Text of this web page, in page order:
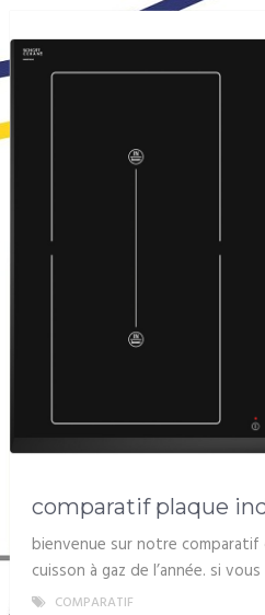
comparatif plaque
bienvenue sur notre comparatif
cuisson à gaz de l’année. si
COMPARATIF